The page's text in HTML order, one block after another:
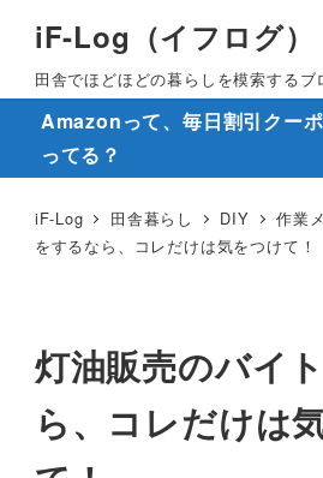
iF-Log（イフログ）
田舎でほどほどの暮らしを模索するブ
Amazonって、毎日割引クー
ってる？
iF-Log 田舎暮らし DIY 作業
をするなら、コレだけは気をつけて！
灯油販売のバイ
ら、コレだけは